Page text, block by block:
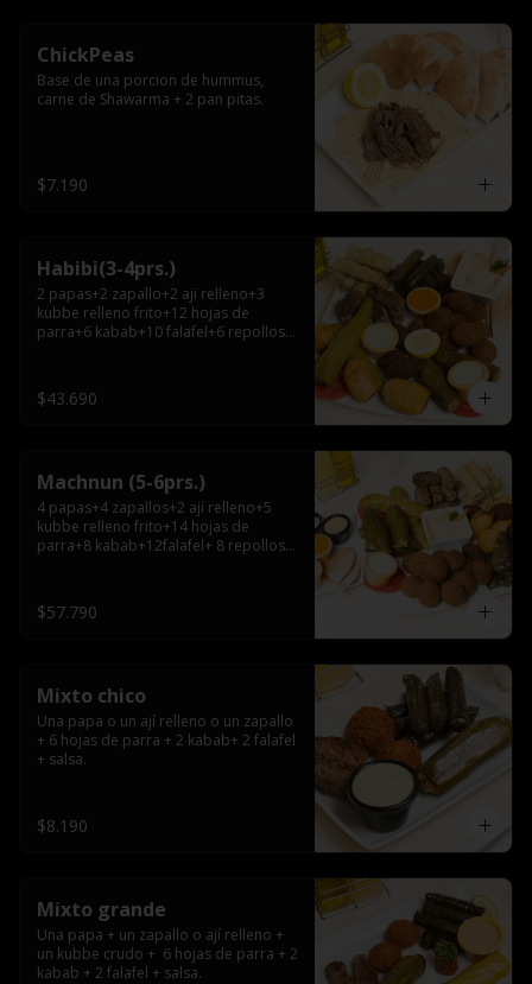
ChickPeas
Base de una porcion de hummus,
carne de Shawarma + 2 pan pitas.
$7.190
Habibi(3-4prs.)
2 papas+2 zapallo+2 aji relleno+3
kubbe relleno frito+12 hojas de
parra+6 kabab+10 falafel+6 repollos+
$43.690
Machnun (5-6prs.)
4 papas+4 zapallos+2 ají relleno+5
kubbe relleno frito+14 hojas de
parra+8 kabab+12falafel+ 8 repollos+
$57.790
Mixto chico
Una papa o un ají relleno o un zapallo
+ 6 hojas de parra + 2 kabab+ 2 falafel
+ salsa.
$8.190
Mixto grande
Una papa + un zapallo o ají relleno +
un kubbe crudo +  6 hojas de parra + 2
kabab + 2 falafel + salsa.